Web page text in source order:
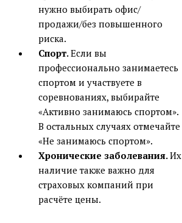
нужно выбирать офис/
продажи/без повышенного
риска.
Спорт.Если вы
профессионально занимаетесь
спортом и участвуете в
соревнованиях, выбирайте
«Активно занимаюсь спортом».
В остальных случаях отмечайте
«Не занимаюсь спортом».
Хронические заболевания.Их
наличие также важно для
страховых компаний при
расчёте цены.